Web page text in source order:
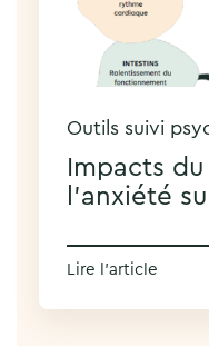
Outils suivi
Impacts
l’anxiété
Lire l'article